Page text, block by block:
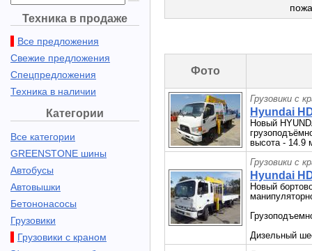
Техника в продаже
Все предложения
Свежие предложения
Спецпредложения
Техника в наличии
Категории
Все категории
GREENSTONE шины
Автобусы
Автовышки
Бетононасосы
Грузовики
Грузовики с краном
Фото
Грузовики с
Hyundai
Новый
высота - 14.9
Грузовики с
Hyundai
Новый
Дизельный